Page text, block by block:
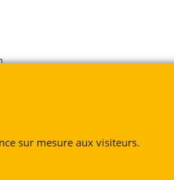
sur mesure aux visiteurs.